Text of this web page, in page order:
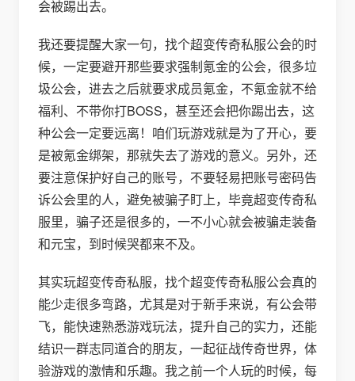
会被踢出去。
我还要提醒大家一句，找个超变传奇私服公会的时
候，一定要避开那些要求强制氪金的公会，很多垃
圾公会，进去之后就要求成员氪金，不氪金就不给
福利、不带你打BOSS，甚至还会把你踢出去，这
种公会一定要远离！咱们玩游戏就是为了开心，要
是被氪金绑架，那就失去了游戏的意义。另外，还
要注意保护好自己的账号，不要轻易把账号密码告
诉公会里的人，避免被骗子盯上，毕竟超变传奇私
服里，骗子还是很多的，一不小心就会被骗走装备
和元宝，到时候哭都来不及。
其实玩超变传奇私服，找个超变传奇私服公会真的
能少走很多弯路，尤其是对于新手来说，有公会带
飞，能快速熟悉游戏玩法，提升自己的实力，还能
结识一群志同道合的朋友，一起征战传奇世界，体
验游戏的激情和乐趣。我之前一个人玩的时候，每